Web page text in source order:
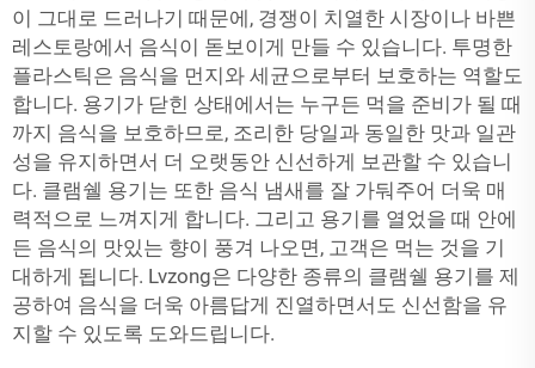
이 그대로 드러나기 때문에, 경쟁이 치열한 시장이나 바쁜
레스토랑에서 음식이 돋보이게 만들 수 있습니다. 투명한
플라스틱은 음식을 먼지와 세균으로부터 보호하는 역할도
합니다. 용기가 닫힌 상태에서는 누구든 먹을 준비가 될 때
까지 음식을 보호하므로, 조리한 당일과 동일한 맛과 일관
성을 유지하면서 더 오랫동안 신선하게 보관할 수 있습니
다. 클램쉘 용기는 또한 음식 냄새를 잘 가둬주어 더욱 매
력적으로 느껴지게 합니다. 그리고 용기를 열었을 때 안에
든 음식의 맛있는 향이 풍겨 나오면, 고객은 먹는 것을 기
대하게 됩니다. Lvzong은 다양한 종류의 클램쉘 용기를 제
공하여 음식을 더욱 아름답게 진열하면서도 신선함을 유
지할 수 있도록 도와드립니다.